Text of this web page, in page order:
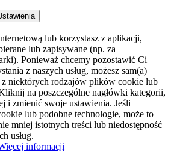
lub korzystasz z aplikacji,
lub zapisywane (np. za
Ponieważ chcemy pozostawić Ci
z naszych usług, możesz sam(a)
niektórych rodzajów plików cookie lub
na poszczególne nagłówki kategorii,
i zmienić swoje ustawienia. Jeśli
lub podobne technologie, może to
mniej istotnych treści lub niedostępność
usług.
informacji